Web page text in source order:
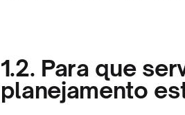
1.2. Para que
planejamento